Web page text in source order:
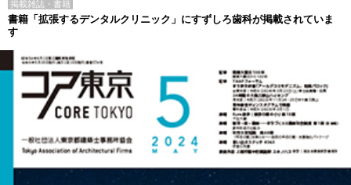
掲載雑誌・書籍
書籍「拡張するデンタルクリニック」にすずしろ歯科が掲載されていま
す